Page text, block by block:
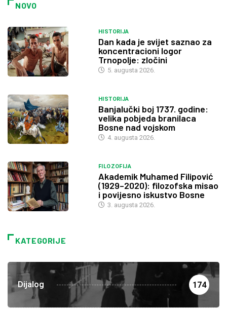
NOVO
HISTORIJA
Dan kada je svijet saznao za
koncentracioni logor
Trnopolje: zločini
5. augusta 2026.
HISTORIJA
Banjalučki boj 1737. godine:
velika pobjeda branilaca
Bosne nad vojskom
4. augusta 2026.
FILOZOFIJA
Akademik Muhamed Filipović
(1929–2020): filozofska misao
i povijesno iskustvo Bosne
3. augusta 2026.
KATEGORIJE
Dijalog 174